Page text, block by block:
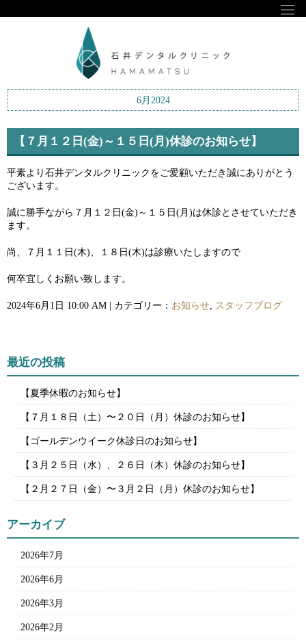
6月2024
【７月１２日(金)～１５日(月)休診のお知らせ】
平素より石井デンタルクリニックをご愛顧いただき誠にありがとう
ございます。
誠に勝手ながら７月１２日(金)～１５日(月)は休診とさせていただき
ます。
尚、７月１１日(木)、１８日(木)は診療いたしますので
何卒宜しくお願い致します。
2024年6月1日 10:00 AM | カテゴリー： お知らせ スタッフブログ
最近の投稿
【夏季休暇のお知らせ】
【７月１８日（土）〜２０日（月）休診のお知らせ】
【ゴールデンウイーク休診日のお知らせ】
【３月２５日（水）、２６日（木）休診のお知らせ】
【２月２７日（金）〜３月２日（月）休診のお知らせ】
アーカイブ
2026年7月
2026年6月
2026年3月
2026年2月